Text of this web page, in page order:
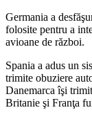
Germania a
folosite pentru a
avioane de război.
Spania a adus un
trimite obuziere
Danemarca îşi
Britanie şi Franţa